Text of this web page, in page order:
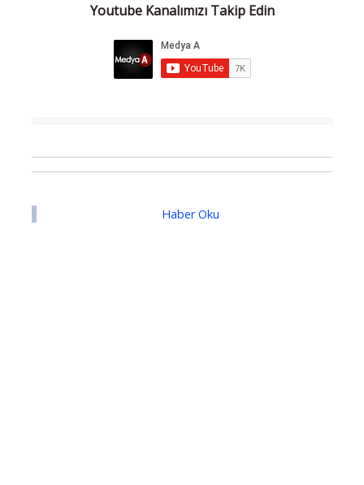
Youtube Kanalımızı Takip Edin
Haber Oku